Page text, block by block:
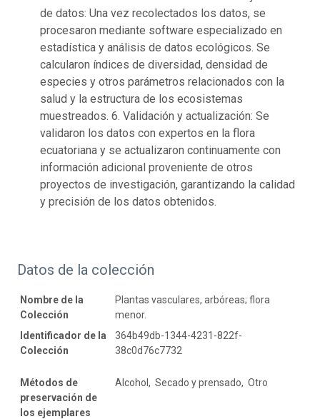
de datos: Una vez recolectados los datos, se
procesaron mediante software especializado en
estadística y análisis de datos ecológicos. Se
calcularon índices de diversidad, densidad de
especies y otros parámetros relacionados con la
salud y la estructura de los ecosistemas
muestreados. 6. Validación y actualización: Se
validaron los datos con expertos en la flora
ecuatoriana y se actualizaron continuamente con
información adicional proveniente de otros
proyectos de investigación, garantizando la calidad
y precisión de los datos obtenidos.
Datos de la colección
Nombre de la
Colección
Plantas vasculares, arbóreas; flora
menor.
Identificador de la
Colección
364b49db-1344-4231-822f-
38c0d76c7732
Métodos de
preservación de
los ejemplares
Alcohol, Secado y prensado, Otro